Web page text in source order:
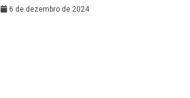
6 de dezembro de 2024